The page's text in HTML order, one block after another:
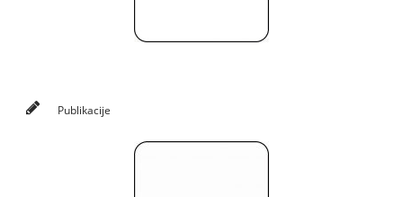
Publikacije